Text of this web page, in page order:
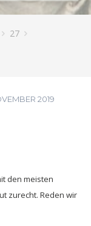
27
2019
den meisten
zurecht. Reden wir